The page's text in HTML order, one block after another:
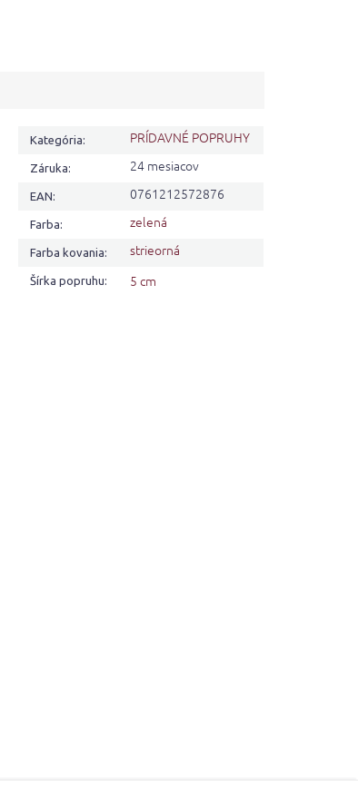
Kategória: PRÍDAVNÉ POPRUHY
Záruka: 24 mesiacov
EAN: 0761212572876
Farba: zelená
Farba kovania: strieorná
Šírka popruhu: 5 cm